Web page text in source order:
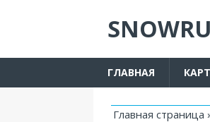
ГЛАВНАЯ
Главная страница